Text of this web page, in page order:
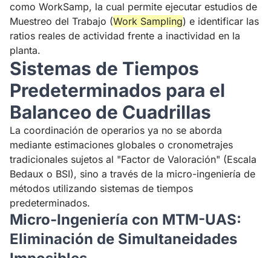
como WorkSamp, la cual permite ejecutar estudios de
Muestreo del Trabajo (Work Sampling) e identificar las
ratios reales de actividad frente a inactividad en la
planta.
Sistemas de Tiempos
Predeterminados para el
Balanceo de Cuadrillas
La coordinación de operarios ya no se aborda
mediante estimaciones globales o cronometrajes
tradicionales sujetos al "Factor de Valoración" (Escala
Bedaux o BSI), sino a través de la micro-ingeniería de
métodos utilizando sistemas de tiempos
predeterminados.
Micro-Ingeniería con MTM-UAS:
Eliminación de Simultaneidades